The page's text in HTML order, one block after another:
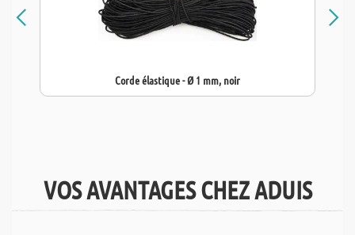
Corde élastique - Ø 1 mm, noir
VOS AVANTAGES CHEZ ADUIS